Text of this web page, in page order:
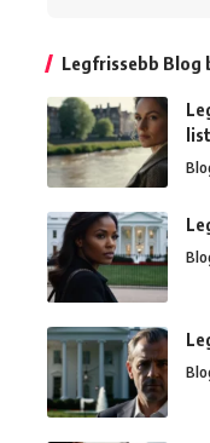
Legfrissebb Blog